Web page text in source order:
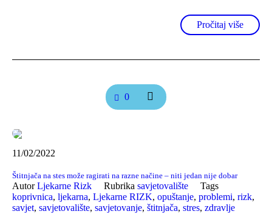
Pročitaj više
0
11/02/2022
Štitnjača na stes može ragirati na razne načine – niti jedan nije dobar
AutorLjekarne Rizk Rubrika savjetovalište
Tags
koprivnica, ljekarna, Ljekarne RIZK, opuštanje, problemi, rizk,
savjet, savjetovalište, savjetovanje, štitnjača, stres, zdravlje